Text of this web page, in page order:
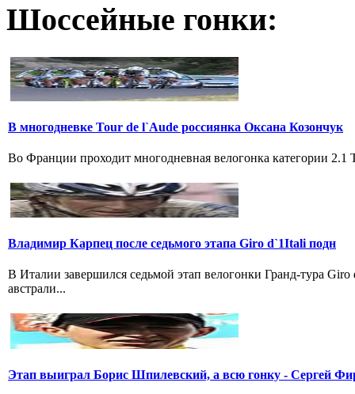
Шоссейные гонки:
В многодневке Tour de l`Aude россиянка Оксана Козончук
Во Франции проходит многодневная велогонка категории
Владимир Карпец после седьмого этапа Giro d`1Itali подн
В Италии завершился седьмой этап велогонки Гранд-тура
австрали...
Этап выиграл Борис Шпилевский, а всю гонку - Сергей